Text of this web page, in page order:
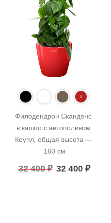
Филодендрон Сканденс
в кашпо с автополивом
Коупл, общая высота —
160 см
32 400₽ 32 400₽